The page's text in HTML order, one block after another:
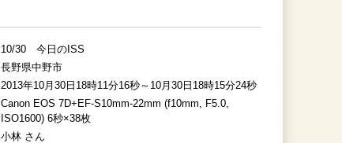
10/30 今日のISS
長野県中野市
2013年10月30日18時11分16秒～10月30日18時15分24秒
Canon EOS 7D+EF-S10mm-22mm (f10mm, F5.0,
ISO1600) 6秒×38枚
小林 さん